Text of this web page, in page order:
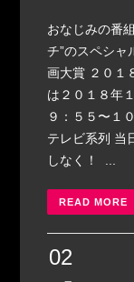
おなじみの番
チ”のスペシャ
画大賞 ２０１
は２０１８年
９：５５〜１
テレビ系列 当
しなく！ ...
READ MORE
02